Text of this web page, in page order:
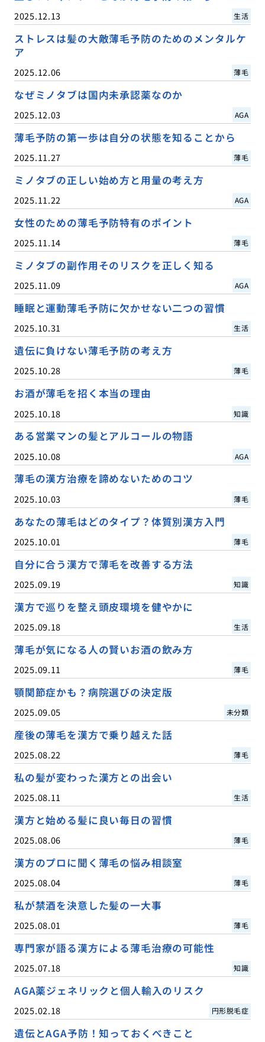
2025.12.13 生活
ストレスは髪の大敵薄毛予防のためのメンタルケ
ア
2025.12.06 薄毛
なぜミノタブは国内未承認薬なのか
2025.12.03 AGA
薄毛予防の第一歩は自分の状態を知ることから
2025.11.27 薄毛
ミノタブの正しい始め方と用量の考え方
2025.11.22 AGA
女性のための薄毛予防特有のポイント
2025.11.14 薄毛
ミノタブの副作用そのリスクを正しく知る
2025.11.09 AGA
睡眠と運動薄毛予防に欠かせない二つの習慣
2025.10.31 生活
遺伝に負けない薄毛予防の考え方
2025.10.28 薄毛
お酒が薄毛を招く本当の理由
2025.10.18 知識
ある営業マンの髪とアルコールの物語
2025.10.08 AGA
薄毛の漢方治療を諦めないためのコツ
2025.10.03 薄毛
あなたの薄毛はどのタイプ？体質別漢方入門
2025.10.01 薄毛
自分に合う漢方で薄毛を改善する方法
2025.09.19 知識
漢方で巡りを整え頭皮環境を健やかに
2025.09.18 生活
薄毛が気になる人の賢いお酒の飲み方
2025.09.11 薄毛
顎関節症かも？病院選びの決定版
2025.09.05 未分類
産後の薄毛を漢方で乗り越えた話
2025.08.22 薄毛
私の髪が変わった漢方との出会い
2025.08.11 生活
漢方と始める髪に良い毎日の習慣
2025.08.06 薄毛
漢方のプロに聞く薄毛の悩み相談室
2025.08.04 薄毛
私が禁酒を決意した髪の一大事
2025.08.01 薄毛
専門家が語る漢方による薄毛治療の可能性
2025.07.18 知識
AGA薬ジェネリックと個人輸入のリスク
2025.02.18 円形脱毛症
遺伝とAGA予防！知っておくべきこと